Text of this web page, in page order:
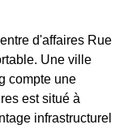
d'affaires Rue
Une ville
compte une
est situé à
infrastructurel